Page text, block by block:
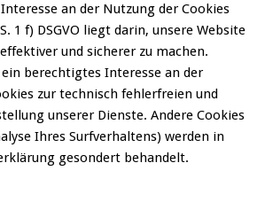
an der Nutzung der Cookies
1 f) DSGVO liegt darin, unsere Website
und sicherer zu machen.
berechtigtes Interesse an der
zur technisch fehlerfreien und
unserer Dienste. Andere Cookies
Ihres Surfverhaltens) werden in
gesondert behandelt.